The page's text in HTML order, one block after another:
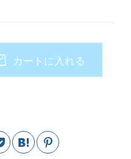
カートに入れる